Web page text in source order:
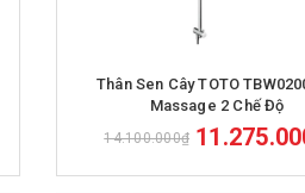
Thân Sen Cây TOTO
Massage 2 Chế Độ
14.100.000₫